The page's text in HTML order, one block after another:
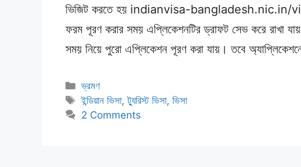
ভিজিট করতে হয় indianvisa-bangladesh.nic.in/
ফরম পূরণ করার সময় এপ্লিকেশনটির ড্রাফট সেভ করে রাখা
সময় নিয়ে পুরো এপ্লিকেশন পূরণ করা যায়। তবে
Categories
ভ্রমণ
Tags
ইন্ডিয়ান ভিসা,ট্যুরিস্ট ভিসা,ভিসা
2 Comments